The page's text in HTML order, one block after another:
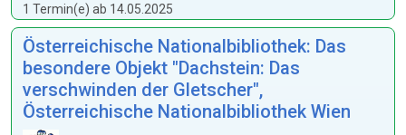
1 Termin(e) ab 14.05.2025
Österreichische Nationalbibliothek: Das
besondere Objekt "Dachstein: Das
verschwinden der Gletscher",
Österreichische Nationalbibliothek Wien